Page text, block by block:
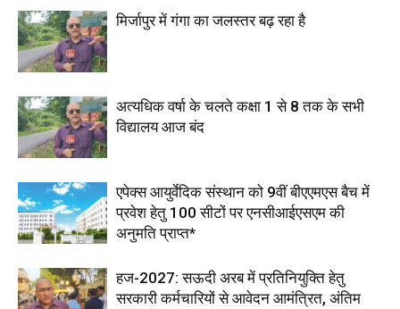
मिर्जापुर में गंगा का जलस्तर बढ़ रहा है
अत्यधिक वर्षा के चलते कक्षा 1 से 8 तक के सभी
विद्यालय आज बंद
एपेक्स आयुर्वेदिक संस्थान को 9वीं बीएएमएस बैच में
प्रवेश हेतु 100 सीटों पर एनसीआईएसएम की
अनुमति प्राप्त*
हज-2027: सऊदी अरब में प्रतिनियुक्ति हेतु
सरकारी कर्मचारियों से आवेदन आमंत्रित, अंतिम